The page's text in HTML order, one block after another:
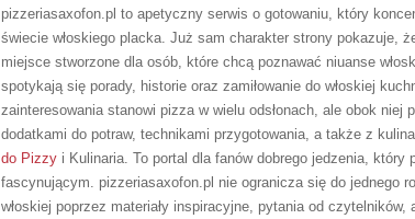
pizzeriasaxofon.pl to apetyczny serwis o gotowaniu, który
świecie włoskiego placka. Już sam charakter strony pokazuje,
miejsce stworzone dla osób, które chcą poznawać niuanse
spotykają się porady, historie oraz zamiłowanie do włoskiej
zainteresowania stanowi pizza w wielu odsłonach, ale obok niej
dodatkami do potraw, technikami przygotowania, a także z
do Pizzy i Kulinaria. To portal dla fanów dobrego jedzenia,
fascynującym. pizzeriasaxofon.pl nie ogranicza się do jednego
włoskiej poprzez materiały inspiracyjne, pytania od